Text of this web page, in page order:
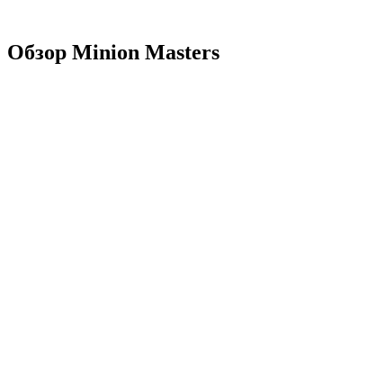
Обзор Minion Masters